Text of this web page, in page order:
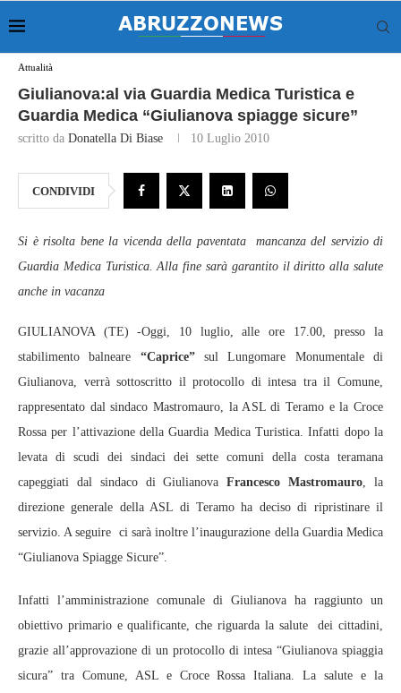
Attualità
Giulianova:al via Guardia Medica Turistica e
Guardia Medica “Giulianova spiagge sicure”
scritto da Donatella Di Biase 10 Luglio 2010
CONDIVIDI
Si è risolta bene la vicenda della paventata mancanza del servizio di
Guardia Medica Turistica. Alla fine sarà garantito il diritto alla salute
anche in vacanza
GIULIANOVA (TE) -Oggi, 10 luglio, alle ore 17.00, presso la
stabilimento balneare “Caprice”sul Lungomare Monumentale di
Giulianova, verrà sottoscritto il protocollo di intesa tra il Comune,
rappresentato dal sindaco Mastromauro, la ASL di Teramo e la Croce
Rossa per l’attivazione della Guardia Medica Turistica. Infatti dopo la
levata di scudi dei sindaci dei sette comuni della costa teramana
capeggiati dal sindaco di GiulianovaFrancesco Mastromauro, la
direzione generale della ASL di Teramo ha deciso di ripristinare il
servizio. A seguire ci sarà inoltre l’inaugurazione della Guardia Medica
“Giulianova Spiagge Sicure”.
Infatti l’amministrazione comunale di Giulianova ha raggiunto un
obiettivo primario e qualificante, che riguarda la salute dei cittadini,
grazie all’approvazione di un protocollo di intesa “Giulianova spiaggia
sicura” tra Comune, ASL e Croce Rossa Italiana. La salute e la